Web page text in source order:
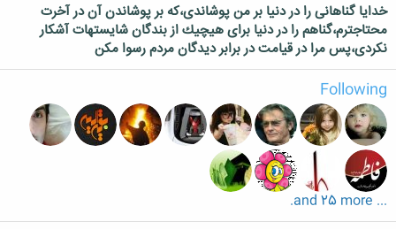
خدايا گناهانى را در دنيا بر من پوشاندى،كه بر پوشاندن آن در آخرت
محتاج‏ترم،گناهم را در دنيا براى هيچيك از بندگان شايسته‏ات آشكار
نكردى،پس مرا در قيامت در برابر ديدگان مردم رسوا مكن
Following
... and 25 more.